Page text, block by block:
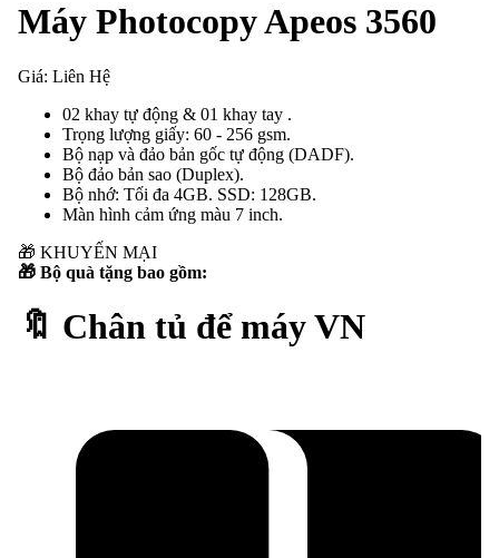
Máy Photocopy Apeos 3560
Giá: Liên Hệ
02 khay tự động & 01 khay tay .
Trọng lượng giấy: 60 - 256 gsm.
Bộ nạp và đảo bản gốc tự động (DADF).
Bộ đảo bản sao (Duplex).
Bộ nhớ: Tối đa 4GB. SSD: 128GB.
Màn hình cảm ứng màu 7 inch.
🎁 KHUYẾN MẠI
🎁 Bộ quà tặng bao gồm:
🔖 Chân tủ để máy VN